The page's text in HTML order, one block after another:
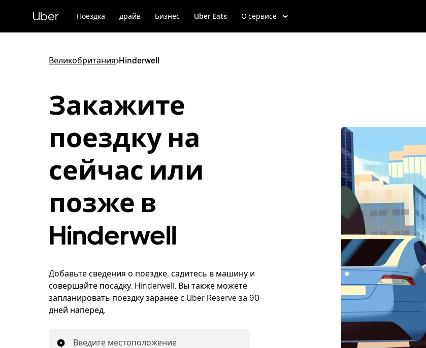
к
Uber Поездка драйв Бизнес Uber Eats О сервисе
Великобритания>Hinderwell
Закажите
поездку на
сейчас или
позже в
Hinderwell
Добавьте сведения о поездке, садитесь в машину и
совершайте посадку. Hinderwell. Вы также можете
запланировать поездку заранее с Uber Reserve за 90
дней наперед.
Введите местоположение